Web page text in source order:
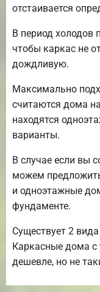
отстаивается
В период холодов
чтобы каркас не
дождливую.
Максимально
считаются дома
находятся
варианты.
В случае если вы
можем
и одноэтажные
фундаменте.
Существует 2
Каркасные дома с
дешевле, но не